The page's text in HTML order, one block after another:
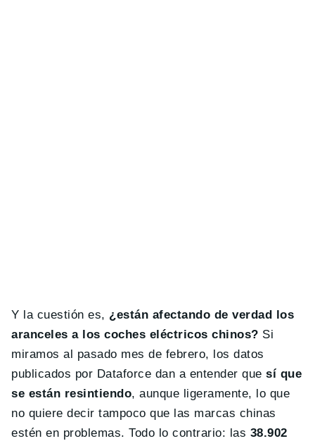
Y la cuestión es, ¿están afectando de verdad los
aranceles a los coches eléctricos chinos? Si
miramos al pasado mes de febrero, los datos
publicados por Dataforce dan a entender quesí que
se están resintiendo, aunque ligeramente, lo que
no quiere decir tampoco que las marcas chinas
estén en problemas. Todo lo contrario: las 38.902